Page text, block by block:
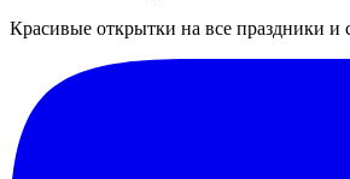
Красивые открытки на все праздники и